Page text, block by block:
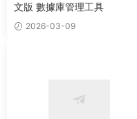
文版 數據庫管理工具
2026-03-09